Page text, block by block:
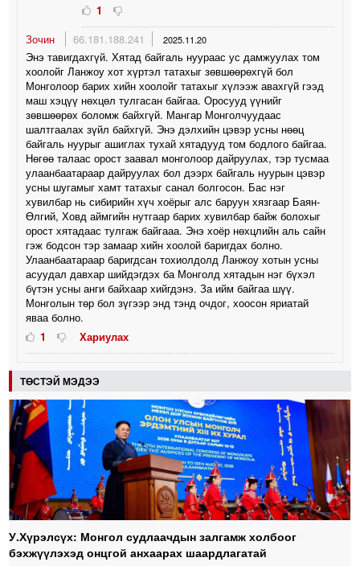
1
Зочин
66.181.188.241 2025.11.20
Энэ тавигдахгүй. Хятад байгаль нуураас ус дамжуулах том
хоолойг Ланжоу хот хүртэл татахыг зөвшөөрөхгүй бол
Монголоор барих хийн хоолойг татахыг хүлээж авахгүй гээд
маш хэцүү нөхцөл тулгасан байгаа. Оросууд үүнийг
зөвшөөрөх боломж байхгүй. Мангар Монголчуудаас
шалтгаалах зүйл байхгүй. Энэ дэлхийн цэвэр усны нөөц
байгаль нуурыг ашиглах тухай хятадууд том бодлого байгаа.
Нөгөө талаас орост заавал монголоор дайруулах, тэр тусмаа
улаанбаатараар дайруулах бол дээрх байгаль нуурын цэвэр
усны шугамыг хамт татахыг санал болгосон. Бас нэг
хувилбар нь сибирийн хүч хоёрыг алс баруун хязгаар Баян-
Өлгий, Ховд аймгийн нутгаар барих хувилбар байж болохыг
орост хятадаас тулгаж байгааа. Энэ хоёр нөхцлийн аль сайн
гэж бодсон тэр замаар хийн хоолой баригдах болно.
Улаанбаатараар баригдсан тохиолдолд Ланжоу хотын усны
асуудал давхар шийдэгдэх ба Монголд хятадын нэг бүхэл
бүтэн усны анги байхаар хийгдэнэ. За ийм байгаа шүү.
Монголын төр бол зүгээр энд тэнд очдог, хоосон яриатай
яваа болно.
1
Хариулах
ТӨСТЭЙ МЭДЭЭ
У.Хүрэлсүх: Монгол судлаачдын залгамж холбоог
бэхжүүлэхэд онцгой анхаарах шаардлагатай